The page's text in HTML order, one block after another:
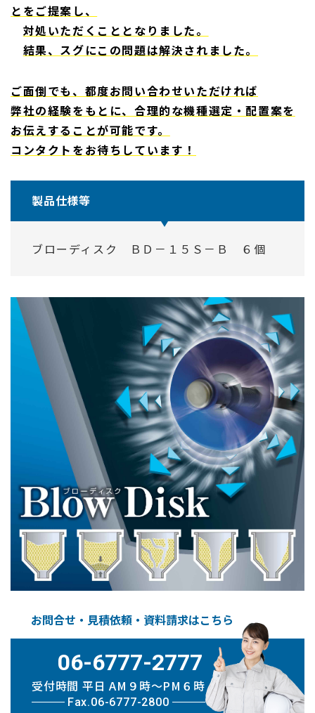
とをご提案し、
対処いただくこととなりました。
結果、スグにこの問題は解決されました。
ご面倒でも、都度お問い合わせいただければ
弊社の経験をもとに、合理的な機種選定・配置案を
お伝えすることが可能です。
コンタクトをお待ちしています！
製品仕様等
ブローディスク ＢＤ－１５Ｓ－Ｂ ６個
お問合せ・見積依頼・資料請求はこちら
06-6777-2777
受付時間 平日 AM９時〜PM６時
Fax.06-6777-2800